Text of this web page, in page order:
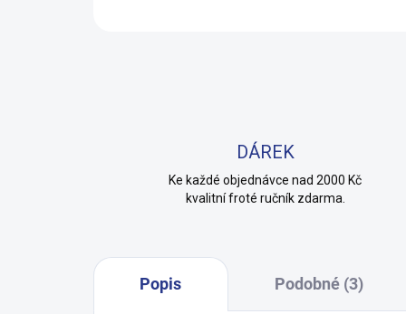
DÁREK
Ke každé objednávce nad 2000 Kč
kvalitní froté ručník zdarma.
Popis Podobné (3)